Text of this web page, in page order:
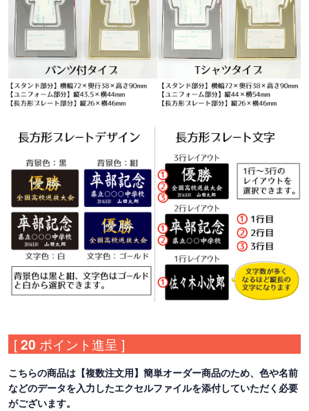
[20 ポイント進呈 ]
こちらの商品は【複数注文用】簡単オーダー商品のため、色や名前
などのデータを入力したエクセルファイルを添付していただく必要
がございます。